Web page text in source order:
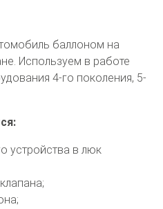
баллоном на
Используем в работе
4-го поколения, 5-
устройства в люк